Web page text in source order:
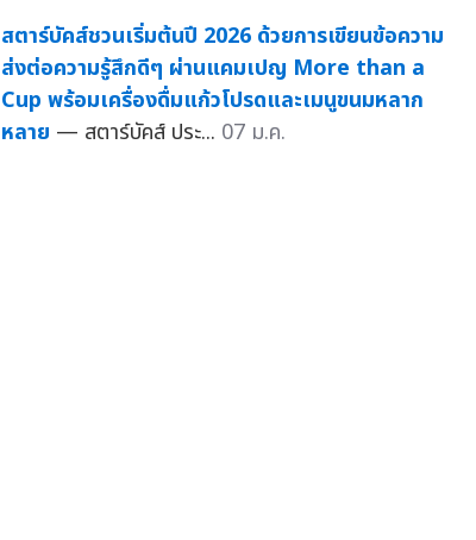
สตาร์บัคส์ชวนเริ่มต้นปี 2026 ด้วยการเขียนข้อความ
ส่งต่อความรู้สึกดีๆ ผ่านแคมเปญ More than a
Cup พร้อมเครื่องดื่มแก้วโปรดและเมนูขนมหลาก
หลาย — สตาร์บัคส์ ประ... 07 ม.ค.